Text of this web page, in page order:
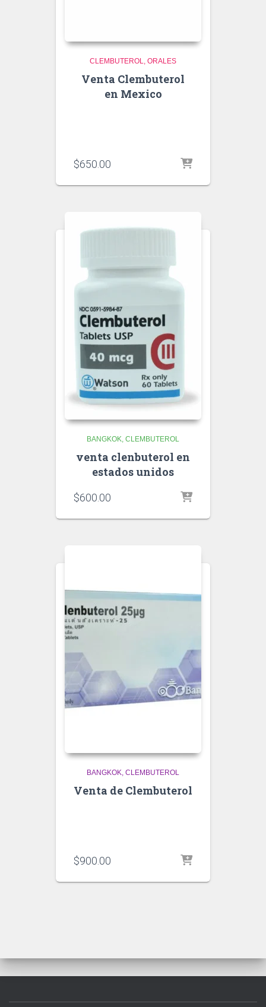
CLEMBUTEROL ORALES
Venta Clembuterol
en Mexico
$650.00
BANGKOK CLEMBUTEROL
venta clenbuterol en
estados unidos
$600.00
BANGKOK CLEMBUTEROL
Venta de Clembuterol
$900.00